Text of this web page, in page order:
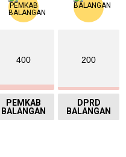
400
PEMKAB
BALANGAN
200
DPRD
BALANGAN